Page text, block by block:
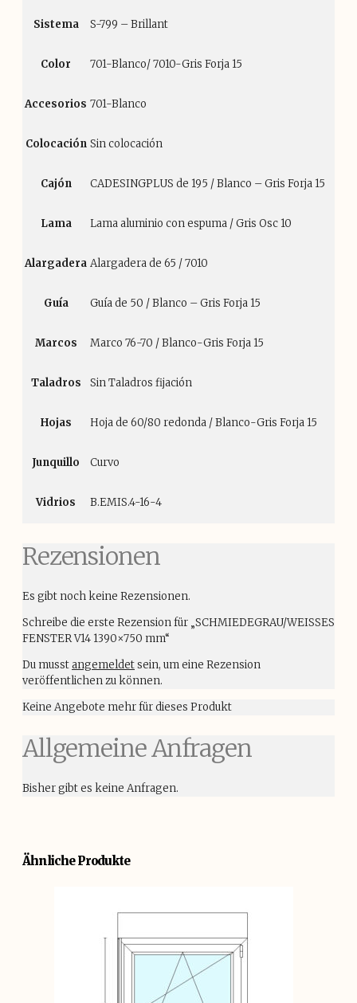
Sistema S-799 – Brillant
Color 701-Blanco/ 7010-Gris Forja 15
Accesorios 701-Blanco
Colocación Sin colocación
Cajón CADESINGPLUS de 195 / Blanco – Gris Forja 15
Lama Lama aluminio con espuma / Gris Osc 10
Alargadera Alargadera de 65 / 7010
Guía Guía de 50 / Blanco – Gris Forja 15
Marcos Marco 76-70 / Blanco-Gris Forja 15
Taladros Sin Taladros fijación
Hojas Hoja de 60/80 redonda / Blanco-Gris Forja 15
Junquillo Curvo
Vidrios B.EMIS.4-16-4
Rezensionen
Es gibt noch keine Rezensionen.
Schreibe die erste Rezension für „SCHMIEDEGRAU/WEISSES
FENSTER V14 1390×750 mm“
Du musstangemeldetsein, um eine Rezension
veröffentlichen zu können.
Keine Angebote mehr für dieses Produkt
Allgemeine Anfragen
Bisher gibt es keine Anfragen.
Ähnliche Produkte